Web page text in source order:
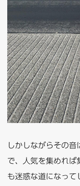
しかしながらその
で、人気を集めれば
も迷惑な道になって